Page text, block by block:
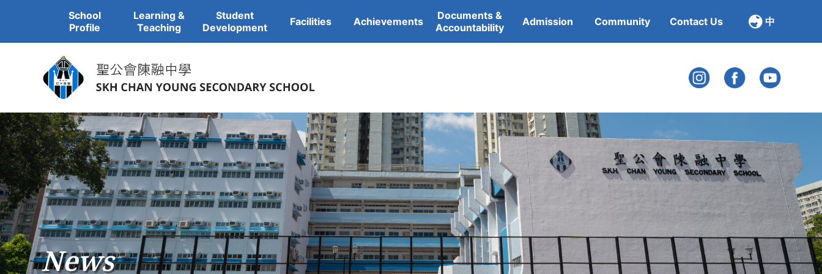
School
Profile
Learning &
Teaching
Student
Development
Facilities Achievements
Documents &
Accountability
Admission Community Contact Us 中
News